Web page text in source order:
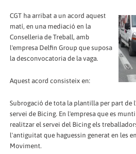
CGT ha arribat a un acord aquest
matí, en una mediació en la
Conselleria de Treball, amb
l'empresa Delfin Group que suposa
la desconvocatoria de la vaga.
Aquest acord consisteix en:
Subrogació de tota la plantilla per part de
servei de Bicing. En l'empresa que es
realitzar el servei del Bicing els
l'antiguitat que haguessin generat en les
Moviment.